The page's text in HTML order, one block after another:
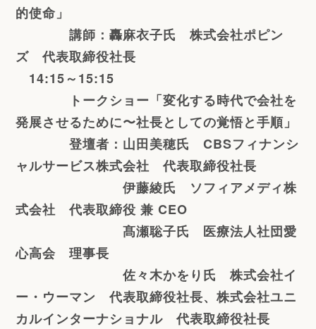
的使命」
講師：轟麻衣子氏 株式会社ポピン
ズ 代表取締役社長
14:15～15:15
トークショー「変化する時代で会社を
発展させるために〜社長としての覚悟と手順」
登壇者：山田美穂氏 CBSフィナンシ
ャルサービス株式会社 代表取締役社長
伊藤綾氏 ソフィアメディ株
式会社 代表取締役 兼 CEO
髙瀬聡子氏 医療法人社団愛
心高会 理事長
佐々木かをり氏 株式会社イ
ー・ウーマン 代表取締役社長、株式会社ユニ
カルインターナショナル 代表取締役社長